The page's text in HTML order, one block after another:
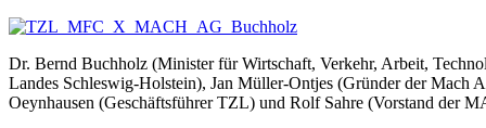
Dr. Bernd Buchholz (Minister für Wirtschaft, Verkehr, Arbeit,
Landes Schleswig-Holstein), Jan Müller-Ontjes (Gründer der Mach
Oeynhausen (Geschäftsführer TZL) und Rolf Sahre (Vorstand der